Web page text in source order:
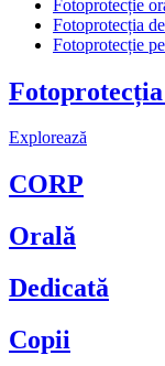
Fotoprotecție
Fotoprotecția
Fotoprotecție
Explorează
CORP
Orală
Dedicată
Copii